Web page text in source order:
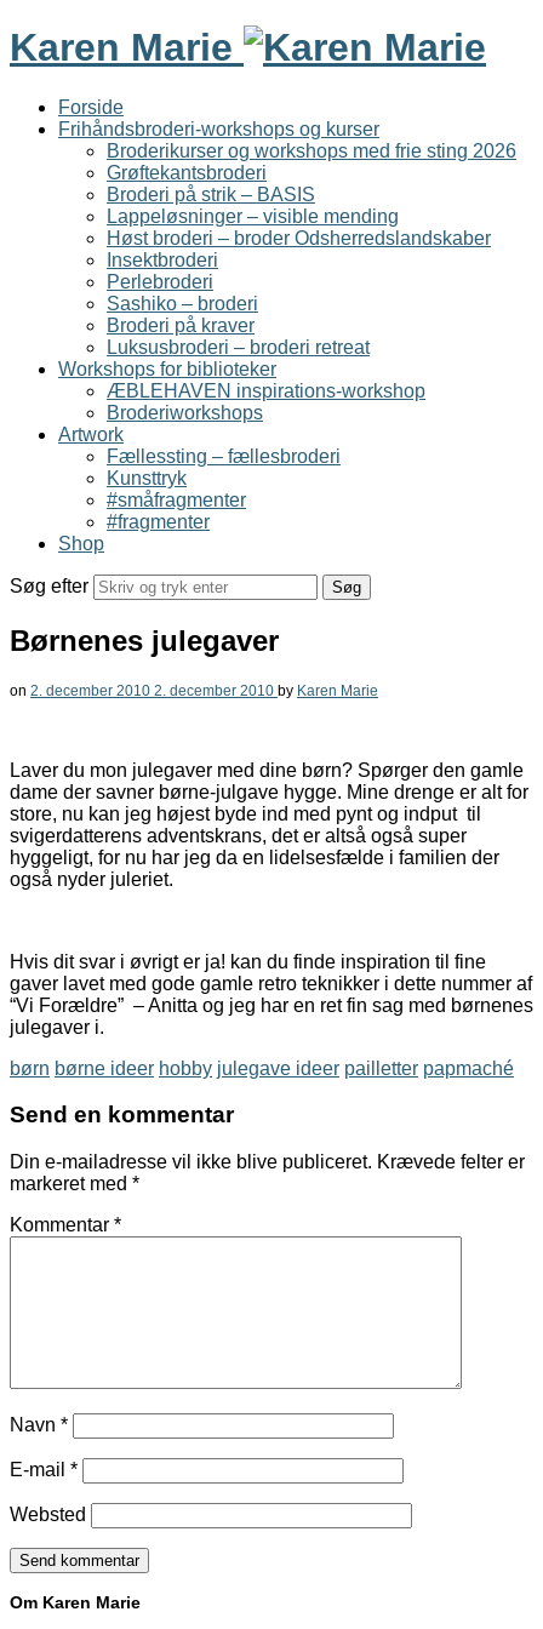
Karen Marie
Forside
Frihåndsbroderi-workshops og kurser
Broderikurser og workshops med frie sting 2026
Grøftekantsbroderi
Broderi på strik – BASIS
Lappeløsninger – visible mending
Høst broderi – broder Odsherredslandskaber
Insektbroderi
Perlebroderi
Sashiko – broderi
Broderi på kraver
Luksusbroderi – broderi retreat
Workshops for biblioteker
ÆBLEHAVEN inspirations-workshop
Broderiworkshops
Artwork
Fællessting – fællesbroderi
Kunsttryk
#småfragmenter
#fragmenter
Shop
Søg efter
Børnenes julegaver
on 2. december 2010 2. december 2010 by Karen Marie
Laver du mon julegaver med dine børn? Spørger den gamle
dame der savner børne-julgave hygge. Mine drenge er alt for
store, nu kan jeg højest byde ind med pynt og indput til
svigerdatterens adventskrans, det er altså også super
hyggeligt, for nu har jeg da en lidelsesfælde i familien der
også nyder juleriet.
Hvis dit svar i øvrigt er ja! kan du finde inspiration til fine
gaver lavet med gode gamle retro teknikker i dette nummer af
“Vi Forældre” – Anitta og jeg har en ret fin sag med børnenes
julegaver i.
børn børne ideer hobby julegave ideer pailletter papmaché
Send en kommentar
Din e-mailadresse vil ikke blive publiceret. Krævede felter er
markeret med *
Kommentar *
Navn *
E-mail *
Websted
Om Karen Marie